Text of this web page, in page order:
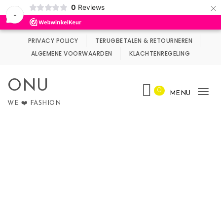
-
0 Reviews ×
Wij maken gebruik van cookies.
PRIVACY POLICY
TERUGBETALEN & RETOURNEREN
ALGEMENE VOORWAARDEN
KLACHTENREGELING
ONU
WE ❤️ FASHION
0 MENU